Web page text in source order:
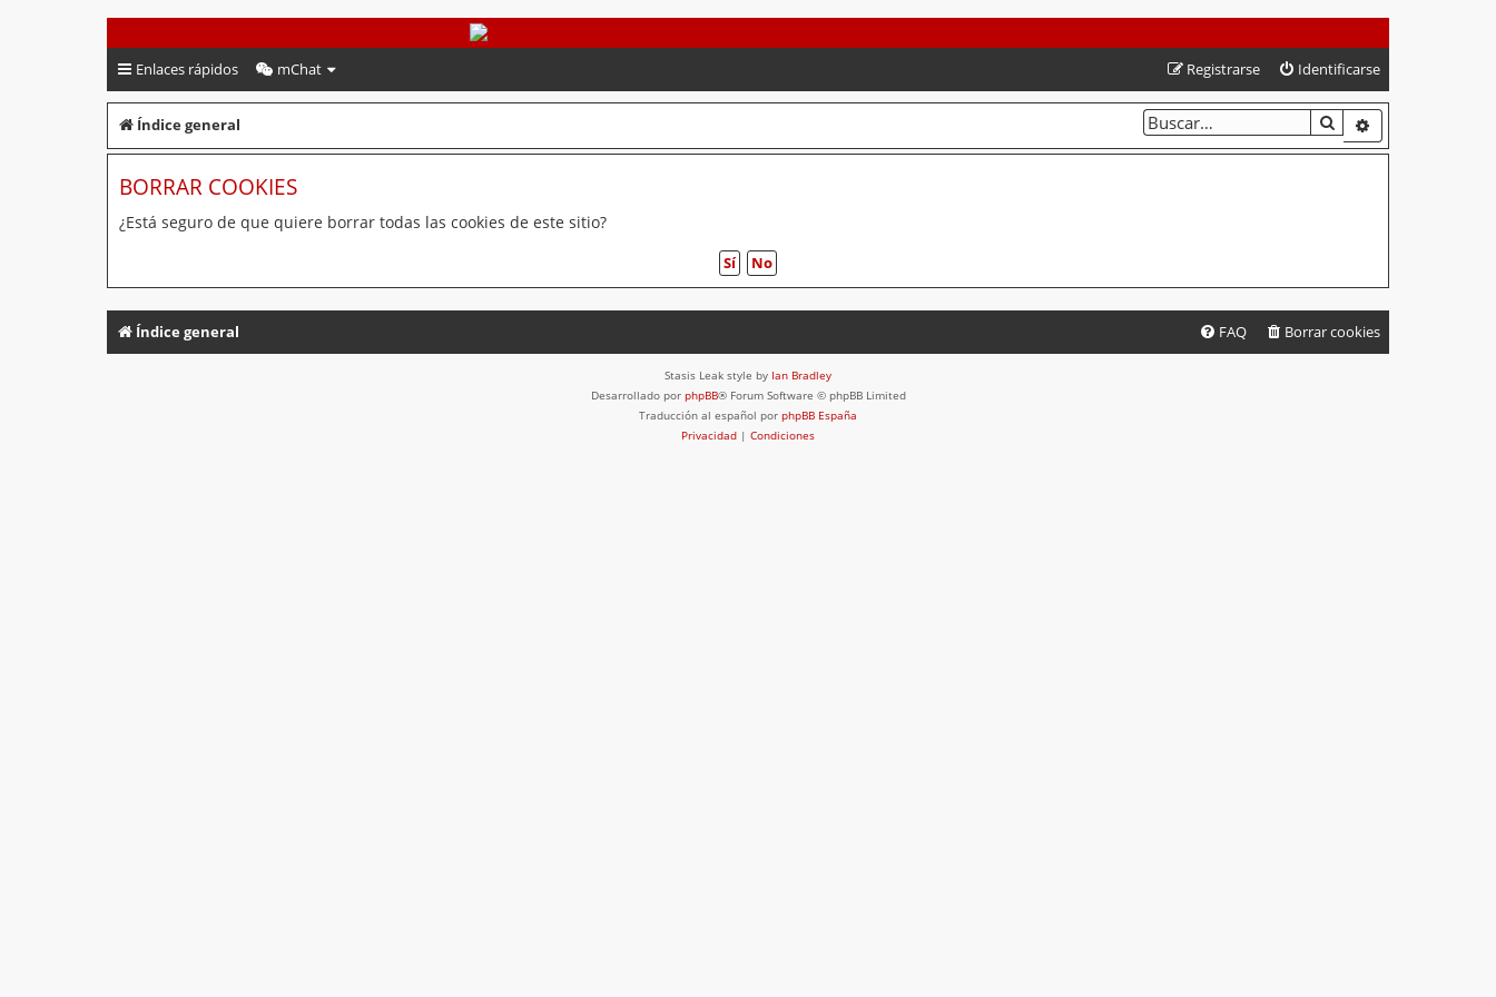
PeruVoley.com
Enlaces rápidos mChat Identificarse
Registrarse
Índice general BUSCAR
BORRAR COOKIES
¿Está seguro de que quiere borrar todas las cookies de este sitio?
Índice general Borrar cookies
FAQ
Stasis Leak style by Ian Bradley
Desarrollado por phpBB® Forum Software © phpBB Limited
Traducción al español por phpBB España
Privacidad | Condiciones